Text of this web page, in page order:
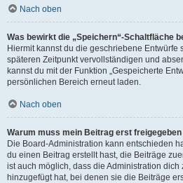
Nach oben
Was bewirkt die „Speichern“-Schaltfläche
Hiermit kannst du die geschriebene Entwürfe
späteren Zeitpunkt vervollständigen und
kannst du mit der Funktion „Gespeicherte
persönlichen Bereich erneut laden.
Nach oben
Warum muss mein Beitrag erst
Die Board-Administration kann entschieden
du einen Beitrag erstellt hast, die Beiträge
ist auch möglich, dass die Administration
hinzugefügt hat, bei denen sie die Beiträge